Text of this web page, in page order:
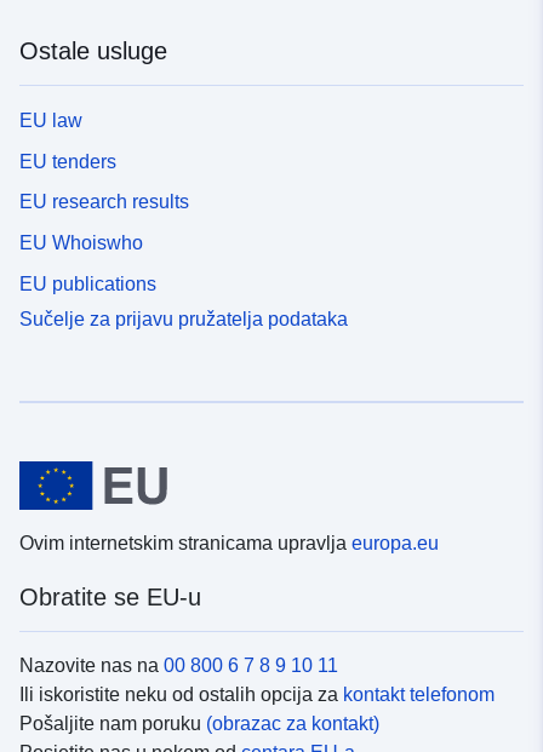
Ostale usluge
EU law
EU tenders
EU research results
EU Whoiswho
EU publications
Sučelje za prijavu pružatelja podataka
Ovim internetskim stranicama upravlja europa.eu
Obratite se EU-u
Nazovite nas na 00 800 6 7 8 9 10 11
Ili iskoristite neku od ostalih opcija za kontakt telefonom
Pošaljite nam poruku (obrazac za kontakt)